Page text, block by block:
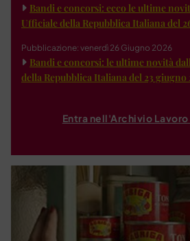
Bandi e concorsi: ecco le ultime
Ufficiale della Repubblica Italiana del
Pubblicazione: venerdì 26 Giugno 2026
Bandi e concorsi: le ultime novità
della Repubblica Italiana del 23 giugno
Entra nell'Archivio